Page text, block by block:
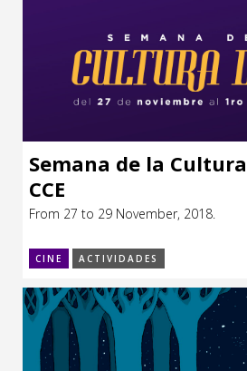
Semana de la
CCE
From 27 to 29 November, 2018.
CINE ACTIVIDADES